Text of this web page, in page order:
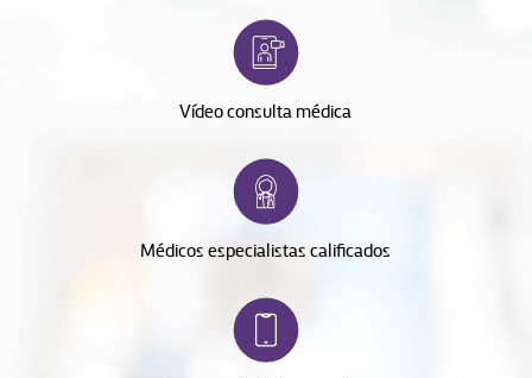
Vídeo consulta médica
Médicos especialistas calificados